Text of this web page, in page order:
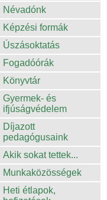
Névadónk
Képzési formák
Úszásoktatás
Fogadóórák
Könyvtár
Gyermek- és
ifjúságvédelem
Díjazott
pedagógusaink
Akik sokat tettek...
Munkaközösségek
Heti étlapok,